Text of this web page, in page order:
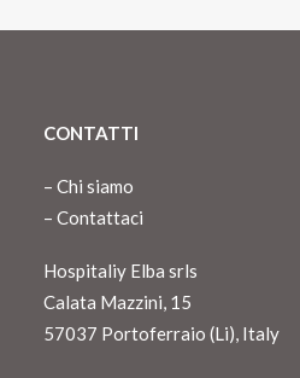
CONTATTI
– Chi siamo
– Contattaci
Hospitaliy Elba srls
Calata Mazzini, 15
57037 Portoferraio (Li), Italy